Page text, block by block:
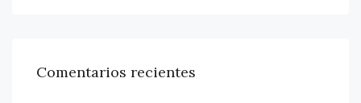
Comentarios recientes